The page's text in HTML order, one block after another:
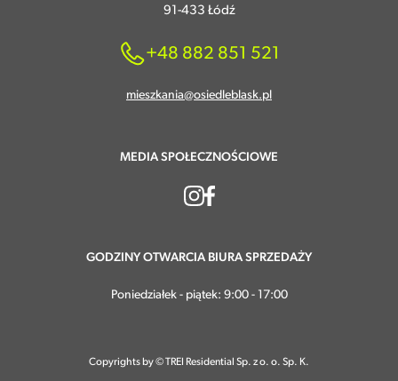
91-433 Łódź
+48 882 851 521
mieszkania@osiedleblask.pl
GODZINY OTWARCIA BIURA SPRZEDAŻY
Poniedziałek - piątek: 9:00 - 17:00
MEDIA SPOŁECZNOŚCIOWE
Copyrights by © TREI Residential Sp. z o. o. Sp. K.